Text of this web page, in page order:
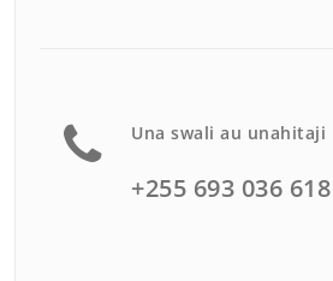
Una swali au unahitaji
+255 693 036 618